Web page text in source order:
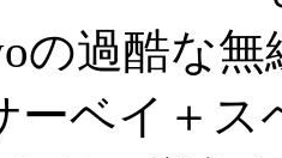
の過酷な
ーベイ＋